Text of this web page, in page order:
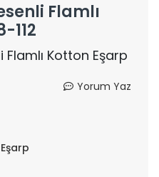
Flamlı
112
Flamlı Kotton Eşarp
Yorum Yaz